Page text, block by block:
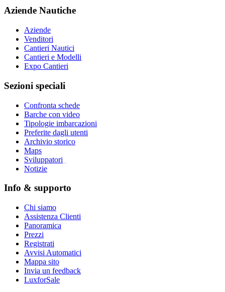
Aziende Nautiche
Aziende
Venditori
Cantieri Nautici
Cantieri e Modelli
Expo Cantieri
Sezioni speciali
Confronta schede
Barche con video
Tipologie imbarcazioni
Preferite dagli utenti
Archivio storico
Maps
Sviluppatori
Notizie
Info & supporto
Chi siamo
Assistenza Clienti
Panoramica
Prezzi
Registrati
Avvisi Automatici
Mappa sito
Invia un feedback
LuxforSale